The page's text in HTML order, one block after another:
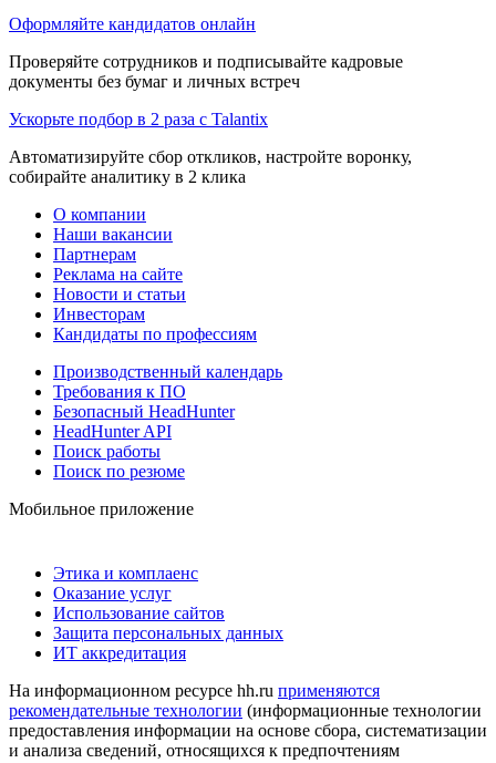
Оформляйте кандидатов онлайн
Проверяйте сотрудников и подписывайте кадровые
документы без бумаг и личных встреч
Ускорьте подбор в 2 раза с Talantix
Автоматизируйте сбор откликов, настройте воронку,
собирайте аналитику в 2 клика
О компании
Наши вакансии
Партнерам
Реклама на сайте
Новости и статьи
Инвесторам
Кандидаты по профессиям
Производственный календарь
Требования к ПО
Безопасный HeadHunter
HeadHunter API
Поиск работы
Поиск по резюме
Мобильное приложение
Этика и комплаенс
Оказание услуг
Использование сайтов
Защита персональных данных
ИТ аккредитация
На информационном ресурсе hh.ru применяются
рекомендательные технологии (информационные технологии
предоставления информации на основе сбора, систематизации
и анализа сведений, относящихся к предпочтениям